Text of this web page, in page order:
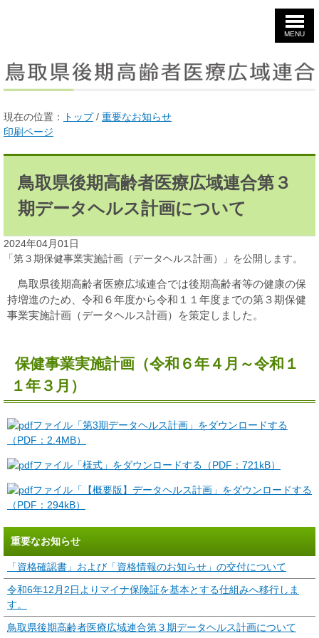
MENU
現在の位置： トップ/ 重要なお知らせ
印刷ページ
鳥取県後期高齢者医療広域連合第３
期データヘルス計画について
2024年04月01日
「第３期保健事業実施計画（データヘルス計画）」を公開します。
鳥取県後期高齢者医療広域連合では後期高齢者等の健康の保
持増進のため、令和６年度から令和１１年度までの第３期保健
事業実施計画（データヘルス計画）を策定しました。
保健事業実施計画（令和６年４月～令和１
１年３月）
「第3期データヘルス計画」をダウンロードする
（PDF：2.4MB）
「様式」をダウンロードする（PDF：721kB）
「【概要版】データヘルス計画」をダウンロードする
（PDF：294kB）
重要なお知らせ
「資格確認書」および「資格情報のお知らせ」の交付について
令和6年12月2日よりマイナ保険証を基本とする仕組みへ移行しま
す。
鳥取県後期高齢者医療広域連合第３期データヘルス計画について